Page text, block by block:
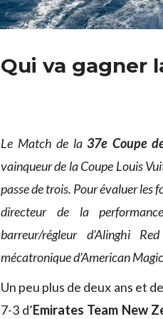
Qui va gagner
Le Match de la 37e Coupe
vainqueur de la Coupe Louis
passe de trois. Pour évaluer les
directeur de la
barreur/régleur d’Alinghi
mécatronique d’American
Un peu plus de deux ans et
7-3 d’Emirates Team New